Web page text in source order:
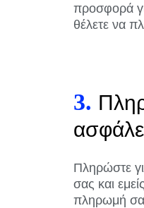
προσφορά
θέλετε να
3.
Πληρώστε
σας και
πληρωμή